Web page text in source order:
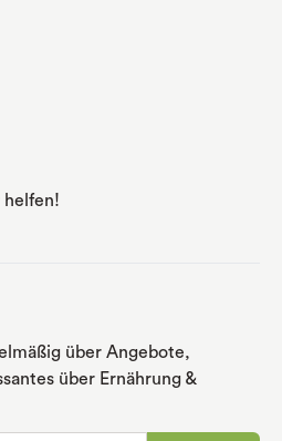
helfen!
über Angebote,
über Ernährung &